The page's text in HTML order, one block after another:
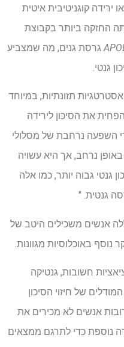
ירידה קוגניטיבית איטית
החזקה ביותר בקבוצת
גרסת גנים, מה שמצביע
גנטי.
תזונתיות, במיוחד
את הסיכון לירידה
השפעה נרחבת של מסלולי
נרחב, אך היא עשויה
גנטי גבוה יותר, כמו אלה
גנטית. "
אנשים משכילים היטב של
באוכלוסיות מגוונות.
חשובות, גנטיקה
של חיזוי הסיכון
אנשים לא מכירים את
נוספת כדי לתרגם ממצאים